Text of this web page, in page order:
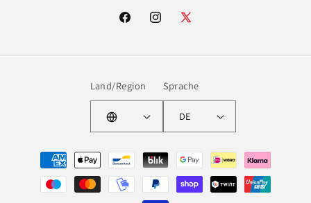
FacebookInstagram
X
Land/Region Sprache
DE
Zahlungsmethoden